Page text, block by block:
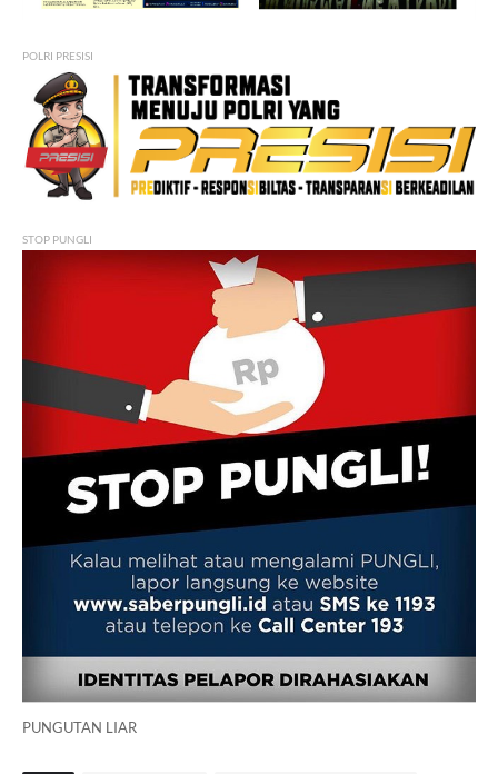
POLRI PRESISI
STOP PUNGLI
PUNGUTAN LIAR